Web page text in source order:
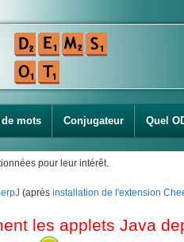
mots Conjugateur Quel
pour leur intérêt.
(après installation de l'extension
les applets Java